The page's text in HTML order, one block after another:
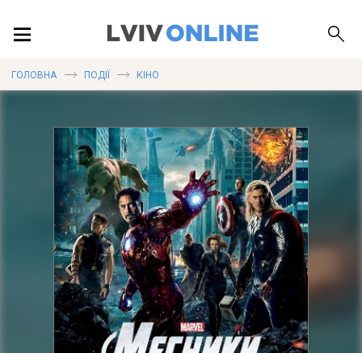
ПУБЛІКАЦІЇ
ДОВІДКА
ГОЛОВНА ПОДІЇ КІНО